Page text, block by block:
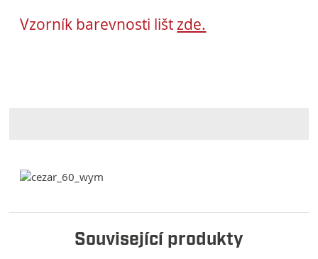
Vzorník barevnosti lištzde.
Související produkty